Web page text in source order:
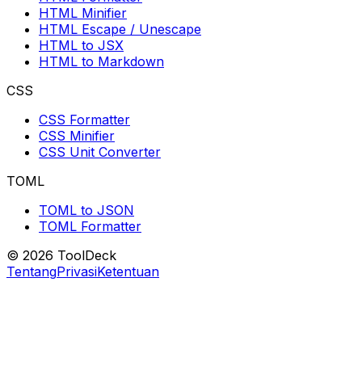
HTML Minifier
HTML Escape / Unescape
HTML to JSX
HTML to Markdown
CSS
CSS Formatter
CSS Minifier
CSS Unit Converter
TOML
TOML to JSON
TOML Formatter
© 2026 ToolDeck
TentangPrivasiKetentuan